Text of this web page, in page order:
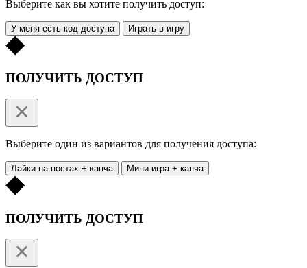
Выберите как вы хотите получить доступ:
У меня есть код доступа Играть в игру
ПОЛУЧИТЬ ДОСТУП
Выберите один из вариантов для получения доступа:
Лайки на постах + капча Мини-игра + капча
ПОЛУЧИТЬ ДОСТУП